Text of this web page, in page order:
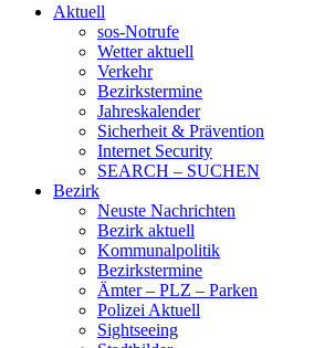
Aktuell
sos-Notrufe
Wetter aktuell
Verkehr
Bezirkstermine
Jahreskalender
Sicherheit & Prävention
Internet Security
SEARCH – SUCHEN
Bezirk
Neuste Nachrichten
Bezirk aktuell
Kommunalpolitik
Bezirkstermine
Ämter – PLZ – Parken
Polizei Aktuell
Sightseeing